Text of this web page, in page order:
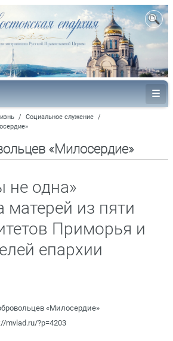
/ Социальное служение /
«Милосердие»
не одна»
матерей из пяти
Приморья и
епархии
«Милосердие»
mvlad.ru/?p=4203